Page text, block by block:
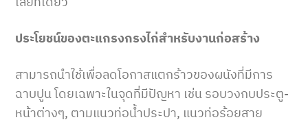
ประโยชน์ของตะแกรงกรงไก่สำหรับงานก่อสร้าง
สามารถนำใช้เพื่อลดโอกาสแตกร้าวของผนังที่มีการ
ฉาบปูน โดยเฉพาะในจุดที่มีปัญหา เช่น รอบวงกบประตู-
หน้าต่างๆ, ตามแนวท่อน้ำประปา, แนวท่อร้อยสาย